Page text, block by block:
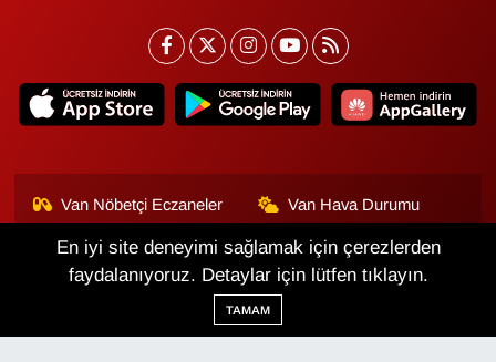
Van Nöbetçi Eczaneler Van Hava Durumu
Van Namaz Vakitleri
Van Trafik Yoğunluk
Haritası
Puan Durumu ve Fikstür
En iyi site deneyimi sağlamak için çerezlerden
faydalanıyoruz. Detaylar için lütfen tıklayın.
TAMAM